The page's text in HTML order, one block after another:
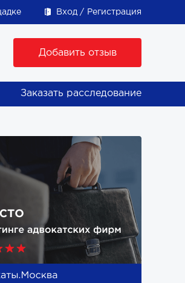
Вход Регистрация
Добавить отзыв
Заказать расследование